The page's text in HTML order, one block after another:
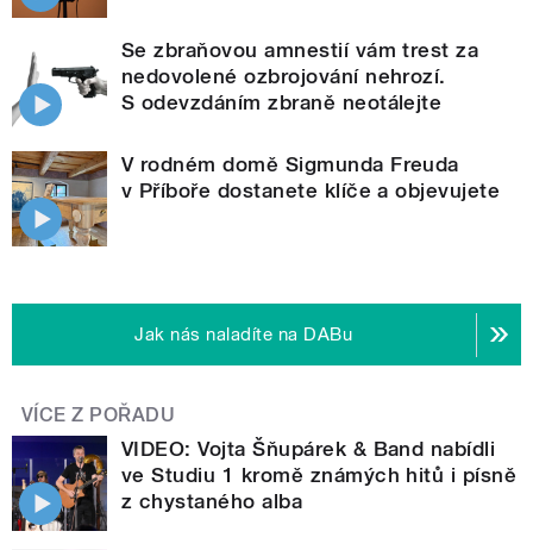
Se zbraňovou amnestií vám trest za
nedovolené ozbrojování nehrozí.
S odevzdáním zbraně neotálejte
V rodném domě Sigmunda Freuda
v Příboře dostanete klíče a objevujete
Jak nás naladíte na DABu
VÍCE Z POŘADU
VIDEO: Vojta Šňupárek & Band nabídli
ve Studiu 1 kromě známých hitů i písně
z chystaného alba